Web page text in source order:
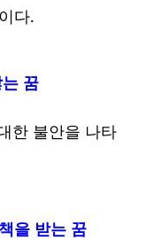
다.
꿈
한 불안을 나타
을 받는 꿈